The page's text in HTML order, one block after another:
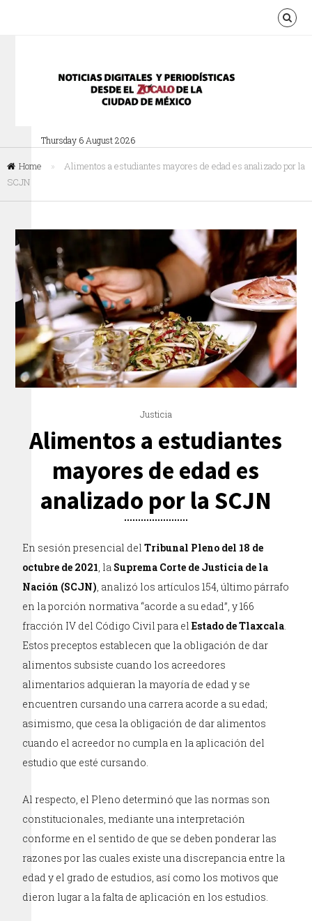
Thursday 6 August 2026
Home »
Alimentos a estudiantes mayores de edad es analizado por la
SCJN
Justicia
Alimentos a estudiantes
mayores de edad es
analizado por la SCJN
En sesión presencial delTribunal Pleno del 18 de
octubre de 2021 , la Suprema Corte de Justicia de la
Nación (SCJN) , analizó los artículos 154, último párrafo
en la porción normativa “acorde a su edad”, y 166
fracción IV del Código Civil para elEstado de Tlaxcala
Estos preceptos establecen que la obligación de dar
alimentos subsiste cuando los acreedores
alimentarios adquieran la mayoría de edad y se
encuentren cursando una carrera acorde a su edad;
asimismo, que cesa la obligación de dar alimentos
cuando el acreedor no cumpla en la aplicación del
estudio que esté cursando.
Al respecto, el Pleno determinó que las normas son
constitucionales, mediante una interpretación
conforme en el sentido de que se deben ponderar las
razones por las cuales existe una discrepancia entre la
edad y el grado de estudios, así como los motivos que
dieron lugar a la falta de aplicación en los estudios.